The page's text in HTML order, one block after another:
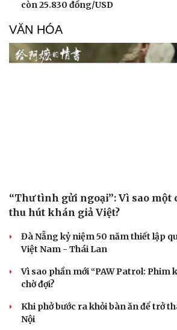
còn 25.830 đồng/USD
VĂN HÓA
“Thư tình gửi ngoại”: Vì sao một
thu hút khán giả Việt?
Đà Nẵng kỷ niệm 50 năm thiết lập
Việt Nam - Thái Lan
Vì sao phần mới “PAW Patrol: Phim
chờ đợi?
Khi phở bước ra khỏi bàn ăn để trở
Nội